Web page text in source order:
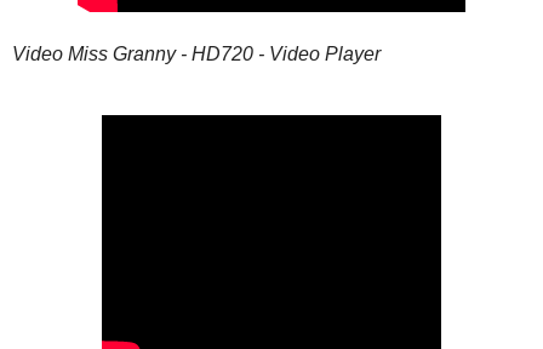
Video Miss Granny - HD720 - Video Player